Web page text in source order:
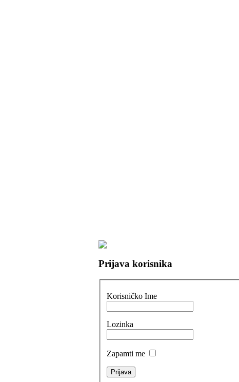
Prijava korisnika
Korisničko Ime
Lozinka
Zapamti me